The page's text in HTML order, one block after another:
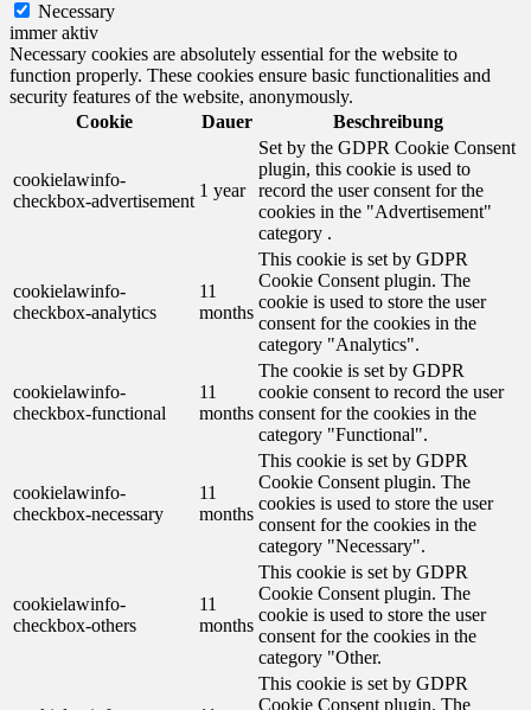
Necessary
immer aktiv
Necessary cookies are absolutely essential for the website to
function properly. These cookies ensure basic functionalities and
security features of the website, anonymously.
Cookie
Dauer Beschreibung
cookielawinfo-
checkbox-advertisement
1 year
Set by the GDPR Cookie Consent
plugin, this cookie is used to
record the user consent for the
cookies in the "Advertisement"
category .
cookielawinfo-
checkbox-analytics
11
months
This cookie is set by GDPR
Cookie Consent plugin. The
cookie is used to store the user
consent for the cookies in the
category "Analytics".
cookielawinfo-
checkbox-functional
11
months
The cookie is set by GDPR
cookie consent to record the user
consent for the cookies in the
category "Functional".
cookielawinfo-
checkbox-necessary
11
months
This cookie is set by GDPR
Cookie Consent plugin. The
cookies is used to store the user
consent for the cookies in the
category "Necessary".
cookielawinfo-
checkbox-others
11
months
This cookie is set by GDPR
Cookie Consent plugin. The
cookie is used to store the user
consent for the cookies in the
category "Other.
This cookie is set by GDPR
Cookie Consent plugin. The